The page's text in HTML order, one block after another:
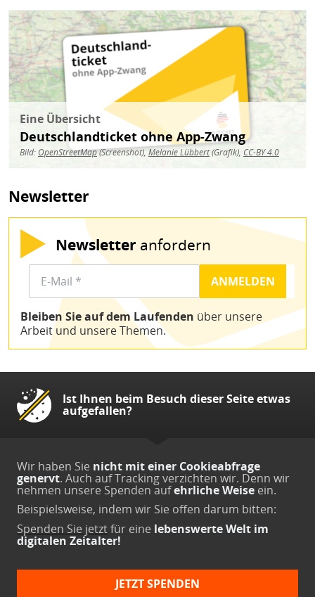
Bild
Eine Übersicht
Deutschlandticket ohne App-Zwang
Bild: OpenStreetMap(Screenshot),Melanie Lübbert(Grafik), CC-BY 4.0
Newsletter
Newsletter anfordern
Bleiben Sie auf dem Laufenden über unsere
Arbeit und unsere Themen.
Ist Ihnen beim Besuch dieser Seite etwas
aufgefallen?
Wir haben Sie nicht mit einer Cookieabfrage
genervt. Auch auf Tracking verzichten wir. Denn wir
nehmen unsere Spenden aufehrliche Weise ein.
Beispielsweise, indem wir Sie offen darum bitten:
Spenden Sie jetztfür eine lebenswerte Welt im
digitalen Zeitalter!
JETZT SPENDEN